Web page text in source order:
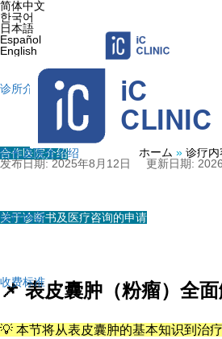
简体中文
한국어
日本語
Español
English
诊所介绍
合作医院介绍
关于诊断书及医疗咨询的申请
院长及医生介绍
诊疗内容
收费标准
表皮囊肿
ホーム » 诊疗内
发布日期: 2025年8月12日
更新日期:
📌表皮囊肿（粉瘤）全
💡 本节将从表皮囊肿的基本知识到治